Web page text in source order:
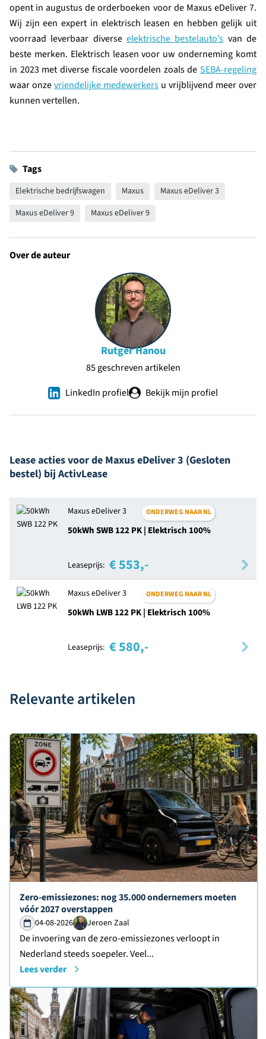
opent in augustus de orderboeken voor de Maxus eDeliver 7.
Wij zijn een expert in elektrisch leasen en hebben gelijk uit
voorraad leverbaar diverse elektrische bestelauto’s van de
beste merken. Elektrisch leasen voor uw onderneming komt
in 2023 met diverse fiscale voordelen zoals de SEBA-regeling
waar onzevriendelijke medewerkers u vrijblijvend meer over
kunnen vertellen.
Tags
Elektrische bedrijfswagen Maxus
Maxus eDeliver 3
Maxus eDeliver 9
Maxus eDeliver 9
Over de auteur
Rutger Hanou
85 geschreven artikelen
LinkedIn profiel
Bekijk mijn profiel
Lease acties voor de Maxus eDeliver 3 (Gesloten
bestel) bij ActivLease
Maxus eDeliver 3 ONDERWEG NAAR NL
50kWh SWB 122 PK | Elektrisch 100%
Leaseprijs: € 553,-
Maxus eDeliver 3 ONDERWEG NAAR NL
50kWh LWB 122 PK | Elektrisch 100%
Leaseprijs: € 580,-
Relevante artikelen
Lees verder over
Zero-emissiezones: nog 35.000 ondernemers moeten
vóór 2027 overstappen
04-08-2026 Jeroen Zaal
De invoering van de zero-emissiezones verloopt in
Nederland steeds soepeler. Veel...
Lees verder